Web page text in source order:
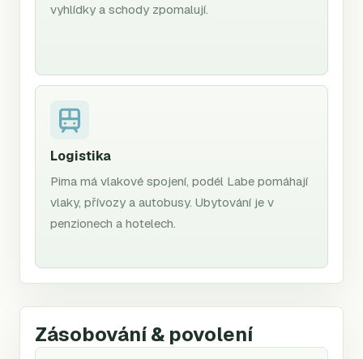
vyhlídky a schody zpomalují.
Logistika
Pirna má vlakové spojení, podél Labe pomáhají
vlaky, přívozy a autobusy. Ubytování je v
penzionech a hotelech.
Zásobování & povolení